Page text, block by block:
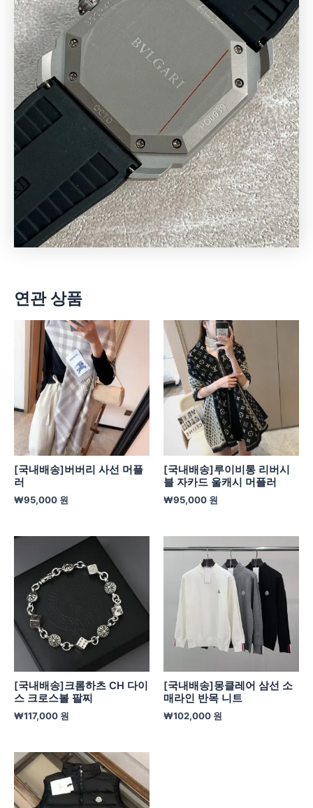
연관 상품
[국내배송]버버리 사선 머플
러
₩95,000 원
[국내배송]루이비통 리버시
블 자카드 울캐시 머플러
₩95,000 원
[국내배송]크롬하츠 CH 다이
스 크로스볼 팔찌
₩117,000 원
[국내배송]몽클레어 삼선 소
매라인 반목 니트
₩102,000 원